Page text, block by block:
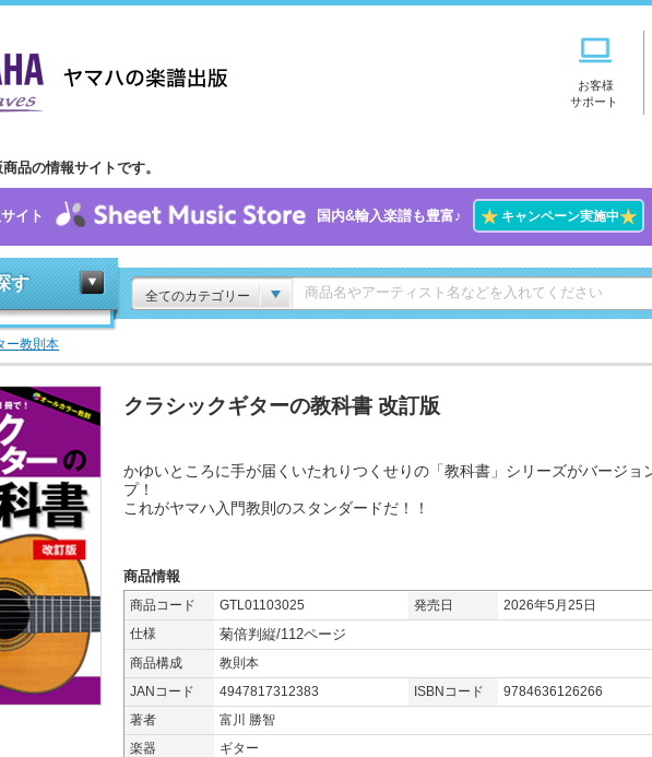
お客様
サポート
品の情報サイトです。
イト 国内&輸入楽譜も豊富♪ ★キャンペーン実施中★
す
全てのカテゴリー
ー教則本
クラシックギターの教科書 改訂版
かゆいところに手が届くいたれりつくせりの「教科書」シリーズがバージョ
プ！
これがヤマハ入門教則のスタンダードだ！！
商品情報
商品コード GTL01103025 発売日
2026年5月25日
仕様
菊倍判縦/112ページ
商品構成
教則本
JANコード
4947817312383 ISBNコード
9784636126266
著者
富川 勝智
楽器
ギター